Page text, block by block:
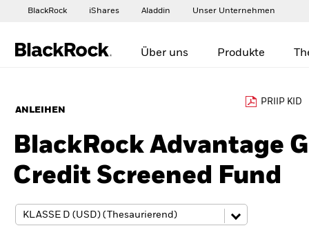
BlackRock iShares Aladdin Unser Unternehmen
Über uns Produkte
ANLEIHEN
PRIIP KID
BlackRock Advantage
Credit Screened Fund